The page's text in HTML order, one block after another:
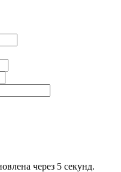
через 5 секунд.